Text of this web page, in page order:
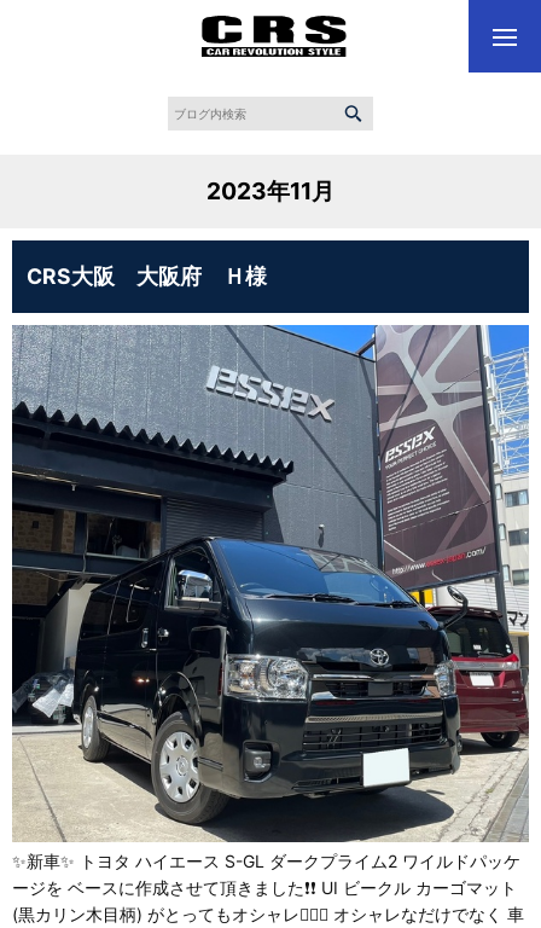
2023年11月
CRS大阪 大阪府 Ｈ様
✨新車✨ トヨタ ハイエース S-GL ダークプライム2 ワイルドパッケ
ージを ベースに作成させて頂きました❗❗ UI ビークル カーゴマット
(黒カリン木目柄) がとってもオシャレ👍🏼🤗 オシャレなだけでなく 車